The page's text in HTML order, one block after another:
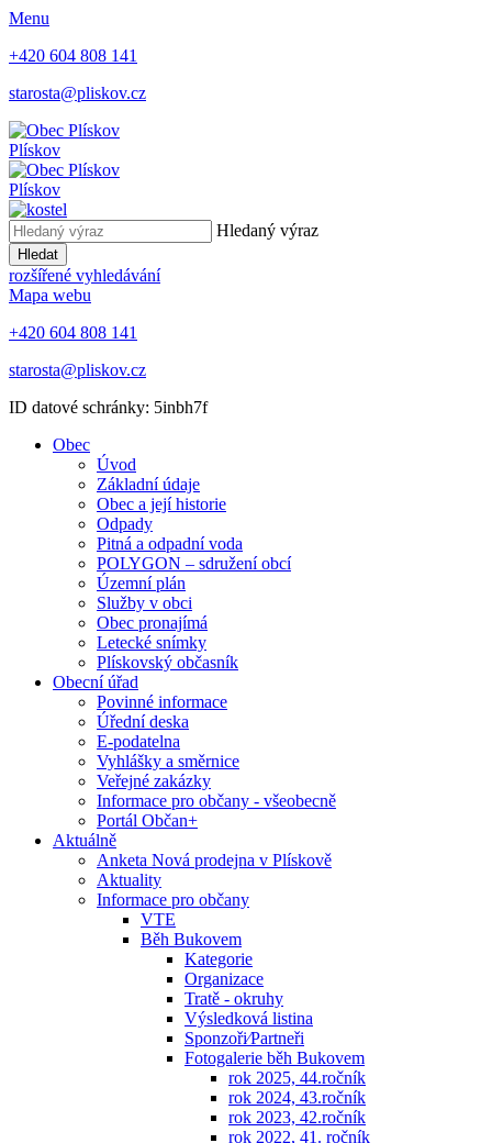
Menu
+420 604 808 141
starosta@pliskov.cz
Plískov
Plískov
Hledaný výraz
Hledat
rozšířené vyhledávání
Mapa webu
+420 604 808 141
starosta@pliskov.cz
ID datové schránky: 5inbh7f
Obec
Úvod
Základní údaje
Obec a její historie
Odpady
Pitná a odpadní voda
POLYGON – sdružení obcí
Územní plán
Služby v obci
Obec pronajímá
Letecké snímky
Plískovský občasník
Obecní úřad
Povinné informace
Úřední deska
E-podatelna
Vyhlášky a směrnice
Veřejné zakázky
Informace pro občany - všeobecně
Portál Občan+
Aktuálně
Anketa Nová prodejna v Plískově
Aktuality
Informace pro občany
VTE
Běh Bukovem
Kategorie
Organizace
Tratě - okruhy
Výsledková listina
Sponzoři⁄Partneři
Fotogalerie běh Bukovem
rok 2025, 44.ročník
rok 2024, 43.ročník
rok 2023, 42.ročník
rok 2022, 41. ročník